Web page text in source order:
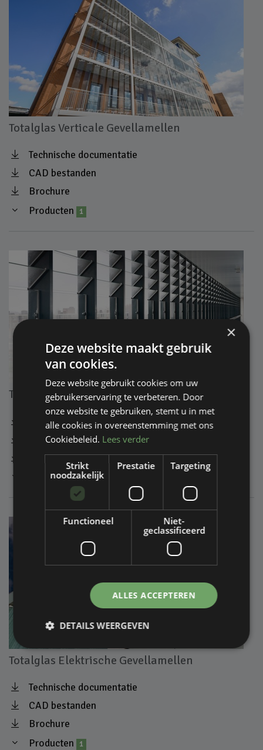
Totalglas Verticale Gevellamellen
Technische documentatie
CAD bestanden
Brochure
Producten
1
Totalglas Horizontale Gevellamellen
Technische documentatie
CAD bestanden
Brochure
Producten 1
Totalglas Elektrische Gevellamellen
Technische documentatie
CAD bestanden
Brochure
Producten
1
×
Deze website maakt gebruik
van cookies.
Deze website gebruikt cookies om uw
gebruikerservaring te verbeteren. Door
onze website te gebruiken, stemt u in met
alle cookies in overeenstemming met ons
Cookiebeleid. Lees verder
Strikt
noodzakelijk
Prestatie Targeting
Functioneel
Niet-
geclassificeerd
ALLES ACCEPTEREN
DETAILS WEERGEVEN